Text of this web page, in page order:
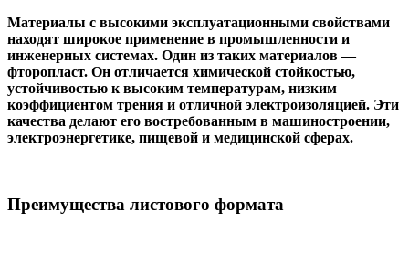
Материалы с высокими эксплуатационными свойствами
находят широкое применение в промышленности и
инженерных системах. Один из таких материалов —
фторопласт. Он отличается химической стойкостью,
устойчивостью к высоким температурам, низким
коэффициентом трения и отличной электроизоляцией. Эти
качества делают его востребованным в машиностроении,
электроэнергетике, пищевой и медицинской сферах.
Преимущества листового формата